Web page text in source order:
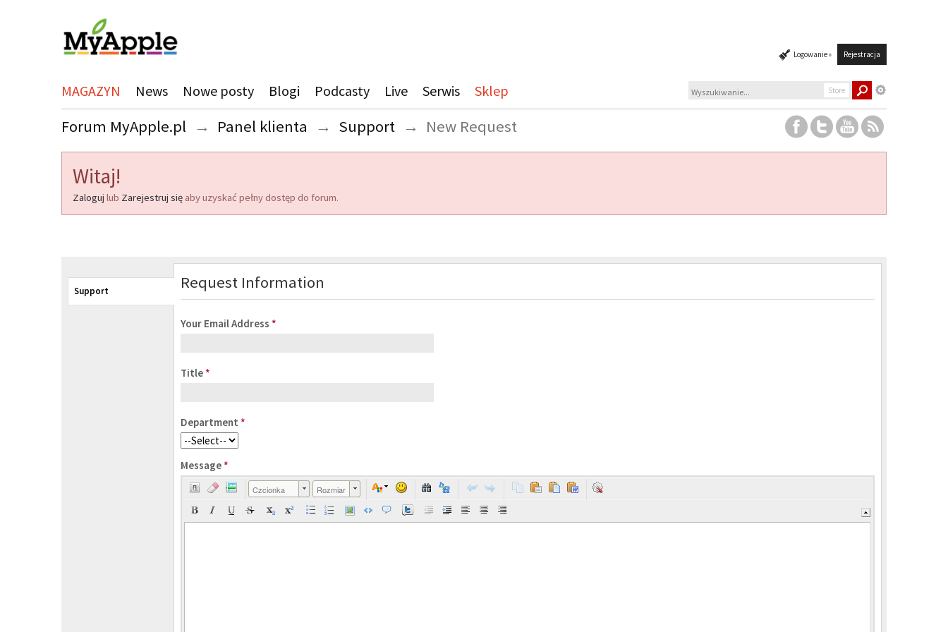
Logowanie » Rejestracja
MAGAZYN News Nowe posty Blogi Podcasty Live Serwis Sklep Store
Forum MyApple.pl → Panel klienta → Support → New Request
Witaj!
Zaloguj lub Zarejestruj się aby uzyskać pełny dostęp do forum.
Support Request Information
Your Email Address *
Title *
Department *
Message *
Czcionka Rozmiar